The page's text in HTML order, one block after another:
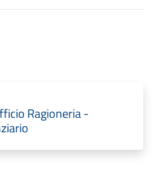
Ragioneria -